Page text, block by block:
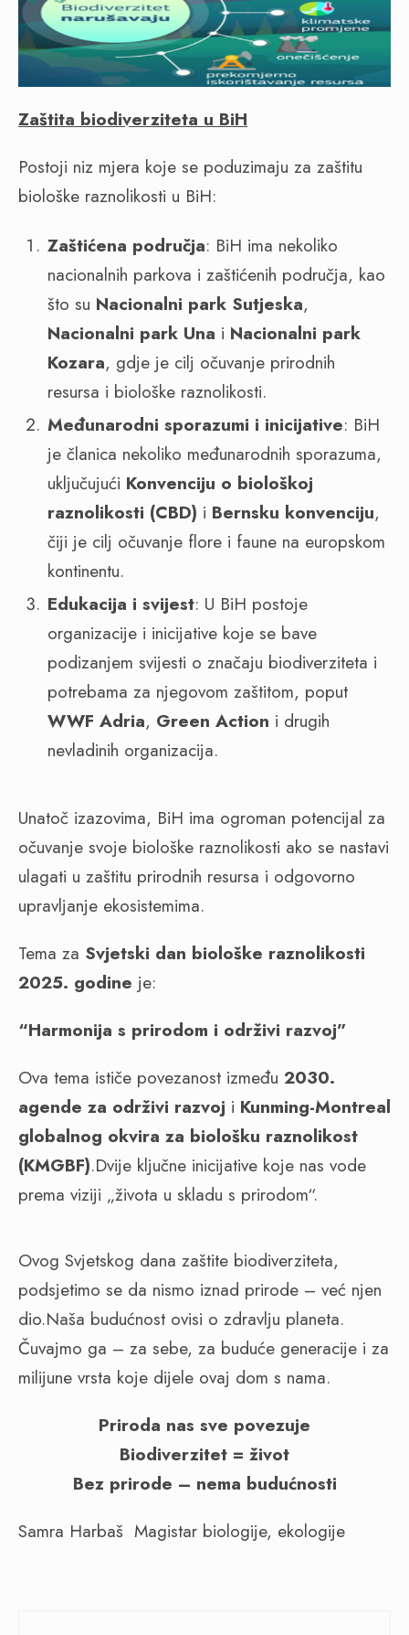
Zaštita biodiverziteta u BiH
Postoji niz mjera koje se poduzimaju za zaštitu
biološke raznolikosti u BiH:
Zaštićena područja: BiH ima nekoliko
nacionalnih parkova i zaštićenih područja, kao
što su Nacionalni park Sutjeska,
Nacionalni park Una i Nacionalni park
Kozara, gdje je cilj očuvanje prirodnih
resursa i biološke raznolikosti.
Međunarodni sporazumi i inicijative: BiH
je članica nekoliko međunarodnih sporazuma,
uključujući Konvenciju o biološkoj
raznolikosti (CBD) i Bernsku konvenciju,
čiji je cilj očuvanje flore i faune na europskom
kontinentu.
Edukacija i svijest: U BiH postoje
organizacije i inicijative koje se bave
podizanjem svijesti o značaju biodiverziteta i
potrebama za njegovom zaštitom, poput
WWF Adria, Green Action i drugih
nevladinih organizacija.
Unatoč izazovima, BiH ima ogroman potencijal za
očuvanje svoje biološke raznolikosti ako se nastavi
ulagati u zaštitu prirodnih resursa i odgovorno
upravljanje ekosistemima.
Tema za Svjetski dan biološke raznolikosti
2025. godine je:
“Harmonija s prirodom i održivi razvoj”
Ova tema ističe povezanost između 2030.
agende za održivi razvoj i Kunming-Montreal
globalnog okvira za biološku raznolikost
(KMGBF).Dvije ključne inicijative koje nas vode
prema viziji „života u skladu s prirodom“.
Ovog Svjetskog dana zaštite biodiverziteta,
podsjetimo se da nismo iznad prirode – već njen
dio.Naša budućnost ovisi o zdravlju planeta.
Čuvajmo ga – za sebe, za buduće generacije i za
milijune vrsta koje dijele ovaj dom s nama.
Priroda nas sve povezuje
Biodiverzitet = život
Bez prirode – nema budućnosti
Samra Harbaš Magistar biologije, ekologije